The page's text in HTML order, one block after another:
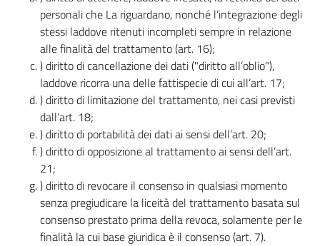
personali che La riguardano, nonché l’integrazione degli
stessi laddove ritenuti incompleti sempre in relazione
alle finalità del trattamento (art. 16);
) diritto di cancellazione dei dati ("diritto all’oblio"),
laddove ricorra una delle fattispecie di cui all’art. 17;
) diritto di limitazione del trattamento, nei casi previsti
dall’art. 18;
) diritto di portabilità dei dati ai sensi dell’art. 20;
) diritto di opposizione al trattamento ai sensi dell’art.
21;
) diritto di revocare il consenso in qualsiasi momento
senza pregiudicare la liceità del trattamento basata sul
consenso prestato prima della revoca, solamente per le
finalità la cui base giuridica è il consenso (art. 7).